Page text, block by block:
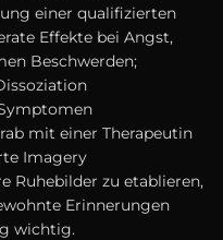
e‬iner qualifizierten
Effekte b‬ei Angst,
Beschwerden;
m‬it e‬iner Therapeutin
Imagery
Ruhebilder z‬u etablieren,
Erinnerungen
wichtig.